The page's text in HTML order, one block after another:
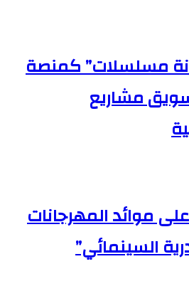
مسلسلات” كمنصة
مشاريع
موائد المهرجانات
السينمائي”